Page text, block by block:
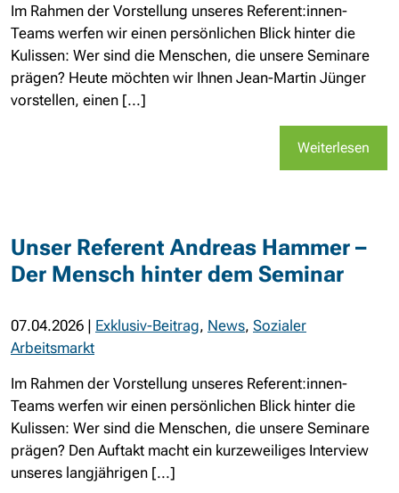
Im Rahmen der Vorstellung unseres Referent:innen-
Teams werfen wir einen persönlichen Blick hinter die
Kulissen: Wer sind die Menschen, die unsere Seminare
prägen? Heute möchten wir Ihnen Jean-Martin Jünger
vorstellen, einen [...]
Weiterlesen
Unser Referent Andreas Hammer –
Der Mensch hinter dem Seminar
07.04.2026 | Exklusiv-Beitrag, News, Sozialer
Arbeitsmarkt
Im Rahmen der Vorstellung unseres Referent:innen-
Teams werfen wir einen persönlichen Blick hinter die
Kulissen: Wer sind die Menschen, die unsere Seminare
prägen? Den Auftakt macht ein kurzeweiliges Interview
unseres langjährigen [...]